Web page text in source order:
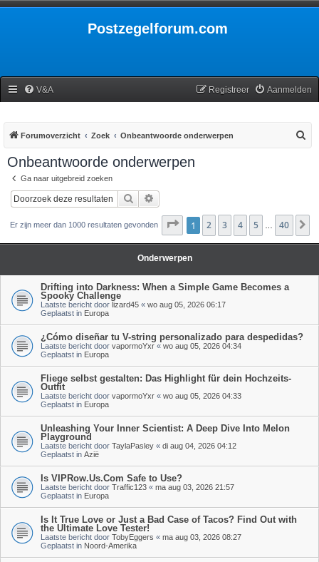
Postzegelforum.com
V&A Aanmelden
Registreer
Forumoverzicht Zoek Onbeantwoorde onderwerpen
Onbeantwoorde onderwerpen
Ga naar uitgebreid zoeken
Zoek
Er zijn meer dan 1000 resultaten gevonden Pagina1 van 40
1 2 3 4 5 40
Onderwerpen
Drifting into Darkness: When a Simple Game Becomes a
Spooky Challenge
Laatste bericht door lizard45 « wo aug 05, 2026 06:17
Geplaatst in Europa
¿Cómo diseñar tu V-string personalizado para despedidas?
Laatste bericht door vapormoYxr « wo aug 05, 2026 04:34
Geplaatst in Europa
Fliege selbst gestalten: Das Highlight für dein Hochzeits-
Outfit
Laatste bericht door vapormoYxr « wo aug 05, 2026 04:33
Geplaatst in Europa
Unleashing Your Inner Scientist: A Deep Dive Into Melon
Playground
Laatste bericht door TaylaPasley « di aug 04, 2026 04:12
Geplaatst in Azië
Is VIPRow.Us.Com Safe to Use?
Laatste bericht door Traffic123 « ma aug 03, 2026 21:57
Geplaatst in Europa
Is It True Love or Just a Bad Case of Tacos? Find Out with
the Ultimate Love Tester!
Laatste bericht door TobyEggers « ma aug 03, 2026 08:27
Geplaatst in Noord-Amerika